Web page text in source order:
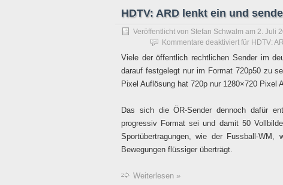
HDTV: ARD lenkt ein und
Veröffentlicht von Stefan Schwalm am 2. Juli
Kommentare deaktiviert für HDTV:
Viele der öffentlich rechtlichen Sender im
darauf festgelegt nur im Format 720p50 zu
Pixel Auflösung hat 720p nur 1280×720 Pixel
Das sich die ÖR-Sender dennoch dafür
progressiv Format sei und damit 50
Sportübertragungen, wie der Fussball-
Bewegungen flüssiger überträgt.
Weiterlesen »